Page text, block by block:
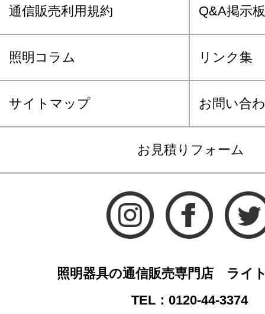
通信販売利用規約 Q&A掲示板
照明コラム リンク集
サイトマップ お問い合
お見積りフォーム
照明器具の通信販売専門店 ライ
TEL：0120-44-3374